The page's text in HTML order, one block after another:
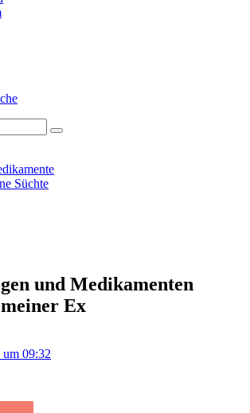
Süchte
und Medikamenten
Ex
um 09:32